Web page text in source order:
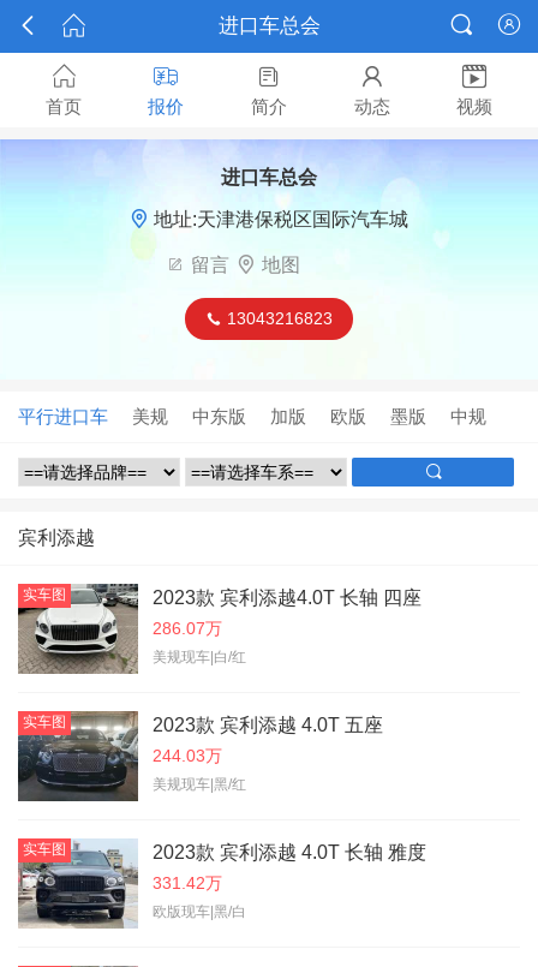
  进口车总会 


首页

报价

简介

动态

视频
进口车总会
 地址:天津港保税区国际汽车城
 留言  地图
 13043216823
平行进口车 美规 中东版 加版 欧版 墨版 中规

宾利添越
实车图 2023款 宾利添越4.0T 长轴 四座
286.07万
美规现车|白/红
实车图 2023款 宾利添越 4.0T 五座
244.03万
美规现车|黑/红
实车图 2023款 宾利添越 4.0T 长轴 雅度
331.42万
欧版现车|黑/白